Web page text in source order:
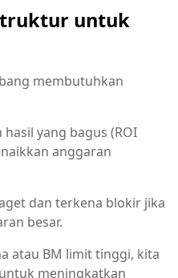
untuk
membutuhkan
yang bagus (ROI
anggaran
dan terkena blokir jika
besar.
atau BM limit tinggi, kita
meningkatkan